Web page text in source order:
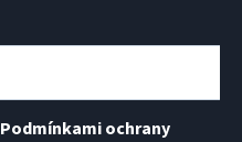
Podmínkami ochrany